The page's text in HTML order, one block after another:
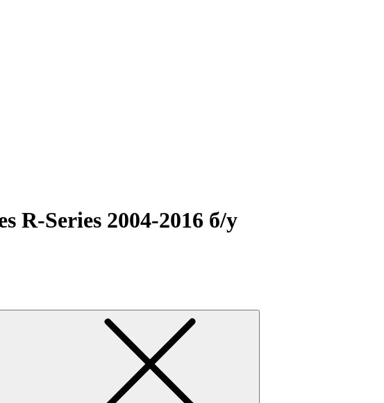
R-Series 2004-2016 б/у